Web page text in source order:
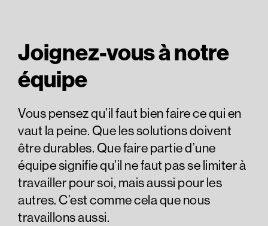
Joignez-vous à notre
équipe
Vous pensez qu’il faut bien faire ce qui en
vaut la peine. Que les solutions doivent
être durables. Que faire partie d’une
équipe signifie qu’il ne faut pas se limiter à
travailler pour soi, mais aussi pour les
autres. C’est comme cela que nous
travaillons aussi.